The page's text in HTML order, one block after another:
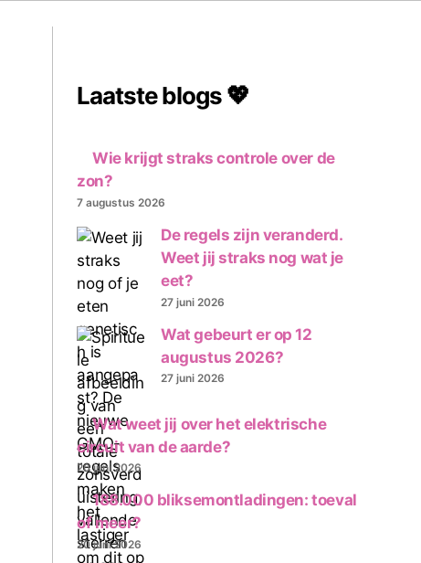
Laatste blogs 💖
Wie krijgt straks controle over de
zon?
7 augustus 2026
De regels zijn veranderd.
Weet jij straks nog wat je
eet?
27 juni 2026
Wat gebeurt er op 12
augustus 2026?
27 juni 2026
Wat weet jij over het elektrische
circuit van de aarde?
20 juni 2026
188.000 bliksemontladingen: toeval
of meer?
20 juni 2026